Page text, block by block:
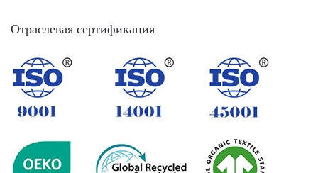
Отраслевая сертификация